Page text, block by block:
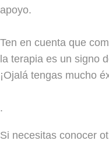
apoyo.
Ten en cuenta que
la terapia es un signo
¡Ojalá tengas mucho
.
Si necesitas conocer